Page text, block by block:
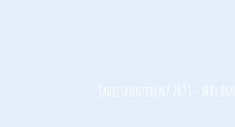
Jahreskonferenz 2023 - MAx